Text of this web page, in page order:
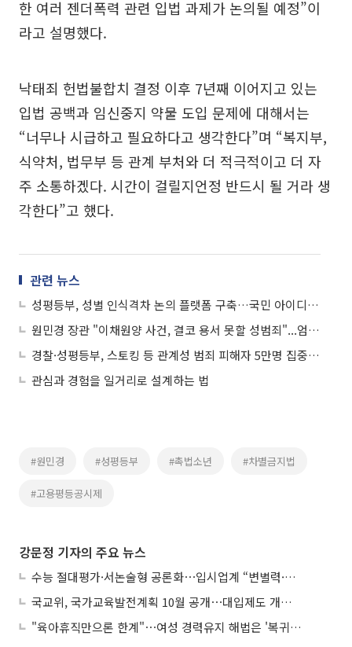
한 여러 젠더폭력 관련 입법 과제가 논의될 예정”이
라고 설명했다.
낙태죄 헌법불합치 결정 이후 7년째 이어지고 있는
입법 공백과 임신중지 약물 도입 문제에 대해서는
“너무나 시급하고 필요하다고 생각한다”며 “복지부,
식약처, 법무부 등 관계 부처와 더 적극적이고 더 자
주 소통하겠다. 시간이 걸릴지언정 반드시 될 거라 생
각한다”고 했다.
관련 뉴스
성평등부, 성별 인식격차 논의 플랫폼 구축…국민 아이디어 수렴
원민경 장관 "이채원양 사건, 결코 용서 못할 성범죄"...엄벌 촉구
경찰·성평등부, 스토킹 등 관계성 범죄 피해자 5만명 집중 관리 나선다
관심과 경험을 일거리로 설계하는 법
#원민경 #성평등부 #촉법소년 #차별금지법
#고용평등공시제
강문정 기자의 주요 뉴스
수능 절대평가·서논술형 공론화⋯입시업계 “변별력·사교육 대책 먼저”
국교위, 국가교육발전계획 10월 공개⋯대입제도 개편 공론화 추진
"육아휴직만으론 한계"⋯여성 경력유지 해법은 '복귀 후 유연근무’